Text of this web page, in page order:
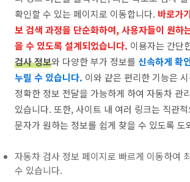
확인할 수 있는 페이지로 이동합니다. 바로가
보 검색 과정을 단순화하여, 사용자들이 원하
을 수 있도록 설계되었습니다. 이용자는 간단
검사 정보와 다양한 부가 정보를 신속하게 확
누릴 수 있습니다. 이와 같은 편리한 기능은
정확한 정보 전달을 가능하게 하여 자동차 관
있습니다. 또한, 사이트 내 여러 링크는 직관
문자가 원하는 정보를 쉽게 찾을 수 있도록 도
자동차 검사 정보 페이지로 빠르게 이동하여
수 있습니다.